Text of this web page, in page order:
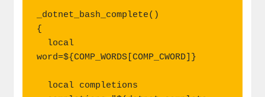
_dotnet_bash_complete()
{
word=${COMP_WORDS[COMP_CWORD]}